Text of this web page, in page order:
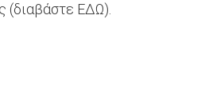
(διαβάστε ΕΔΩ).